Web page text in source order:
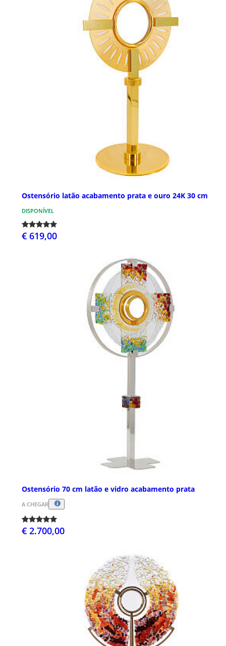
Ostensório latão acabamento prata e ouro 24K 30 cm
DISPONÍVEL
€ 619,00
Ostensório 70 cm latão e vidro acabamento prata
A CHEGAR
€ 2.700,00